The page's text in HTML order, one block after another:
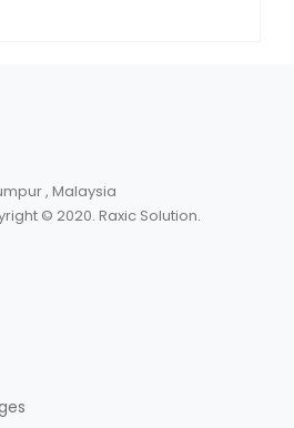
, Malaysia
© 2020. Raxic Solution.